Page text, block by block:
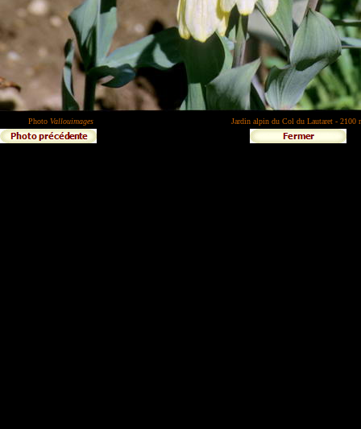
Photo Vallouimages Jardin alpin du Col du Lautaret - 2100